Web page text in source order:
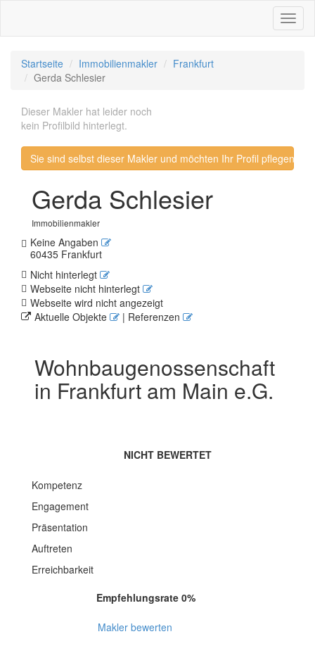
Startseite Immobilienmakler
Frankfurt
Gerda Schlesier
Dieser Makler hat leider noch
kein Profilbild hinterlegt.
Sie sind selbst dieser Makler und möchten Ihr Profil pflegen?
Gerda Schlesier
Immobilienmakler
Keine Angaben
60435 Frankfurt
Nicht hinterlegt
Webseite nicht hinterlegt
Webseite wird nicht angezeigt
Aktuelle Objekte
| Referenzen
Wohnbaugenossenschaft
in Frankfurt am Main e.G.
NICHT BEWERTET
Kompetenz
Engagement
Präsentation
Auftreten
Erreichbarkeit
Empfehlungsrate 0%
Makler bewerten